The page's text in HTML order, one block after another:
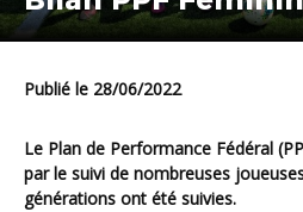
Publié le 28/06/2022
Le Plan de Performance Fédéral (PPF) féminin a été marqué
par le suivi de nombreuses
générations ont été suivies.